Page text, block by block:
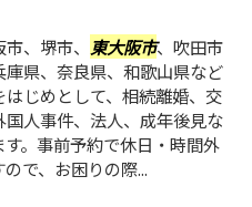
、堺市、 東大阪市、吹田市
県、奈良県、和歌山県など
じめとして、相続離婚、交
人事件、法人、成年後見な
。事前予約で休日・時間外
で、お困りの際...